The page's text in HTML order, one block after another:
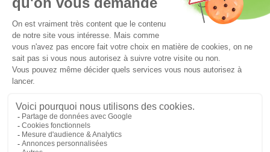
simplement refermer la porte de mon placard, je me contente
désormais de sourire en les voyant si dociles. Elles s’empilent
sagement, et je range leur manche clipsable avec mes couverts.
Hyper astucieux pour une cuisine bien organisée !
12. DOMPTEZ L’ENFER DES
TUPPERWARE